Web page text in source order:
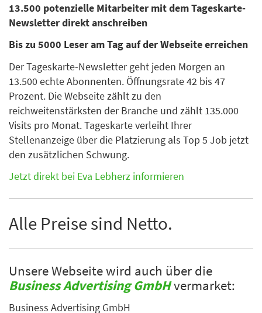
13.500 potenzielle Mitarbeiter mit dem Tageskarte-
Newsletter direkt anschreiben
Bis zu 5000 Leser am Tag auf der Webseite erreichen
Der Tageskarte-Newsletter geht jeden Morgen an
13.500 echte Abonnenten. Öffnungsrate 42 bis 47
Prozent. Die Webseite zählt zu den
reichweitenstärksten der Branche und zählt 135.000
Visits pro Monat. Tageskarte verleiht Ihrer
Stellenanzeige über die Platzierung als Top 5 Job jetzt
den zusätzlichen Schwung.
Jetzt direkt bei Eva Lebherz informieren
Alle Preise sind Netto.
Unsere Webseite wird auch über die
Business Advertising GmbHvermarket:
Business Advertising GmbH